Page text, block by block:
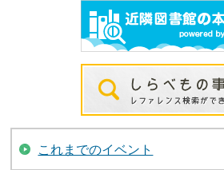
これまでのイベント